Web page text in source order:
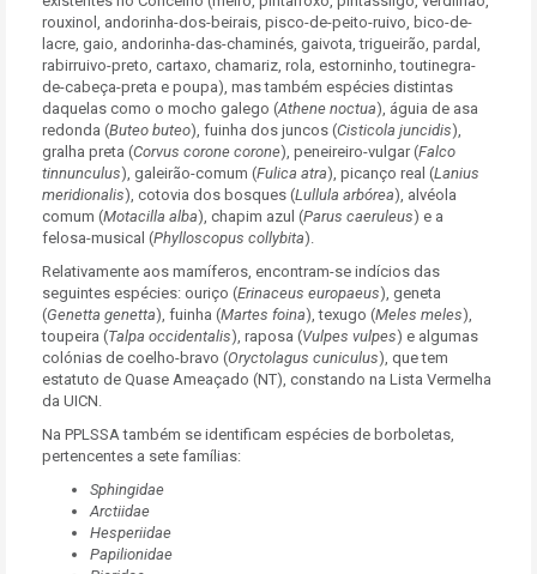
rouxinol, andorinha-dos-beirais, pisco-de-peito-ruivo, bico-de-
lacre, gaio, andorinha-das-chaminés, gaivota, trigueirão, pardal,
rabirruivo-preto, cartaxo, chamariz, rola, estorninho, toutinegra-
de-cabeça-preta e poupa), mas também espécies distintas
daquelas como o mocho galego (Athene noctua), águia de asa
redonda (Buteo buteo), fuinha dos juncos (Cisticola juncidis),
gralha preta (Corvus corone corone), peneireiro-vulgar (Falco
tinnunculus), galeirão-comum (Fulica atra), picanço real (Lanius
meridionalis), cotovia dos bosques (Lullula arbórea), alvéola
comum (Motacilla alba), chapim azul (Parus caeruleus) e a
felosa-musical (Phylloscopus collybita).
Relativamente aos mamíferos, encontram-se indícios das
seguintes espécies: ouriço (Erinaceus europaeus), geneta
(Genetta genetta), fuinha (Martes foina), texugo (Meles meles),
toupeira (Talpa occidentalis), raposa (Vulpes vulpes) e algumas
colónias de coelho-bravo (Oryctolagus cuniculus), que tem
estatuto de Quase Ameaçado (NT), constando na Lista Vermelha
da UICN.
Na PPLSSA também se identificam espécies de borboletas,
pertencentes a sete famílias:
Sphingidae
Arctiidae
Hesperiidae
Papilionidae